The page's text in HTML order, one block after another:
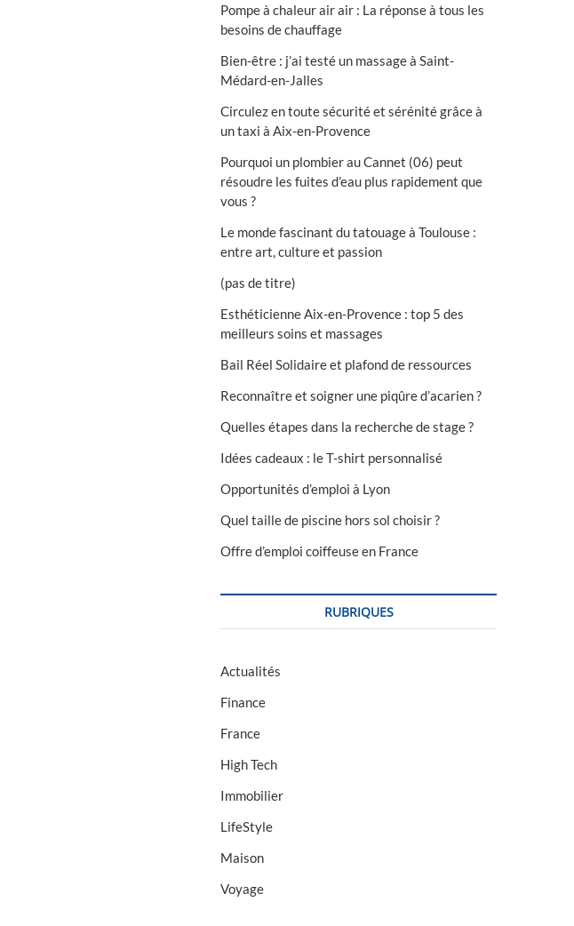
Pompe à chaleur air air : La réponse à tous les
besoins de chauffage
Bien-être : j’ai testé un massage à Saint-
Médard-en-Jalles
Circulez en toute sécurité et sérénité grâce à
un taxi à Aix-en-Provence
Pourquoi un plombier au Cannet (06) peut
résoudre les fuites d’eau plus rapidement que
vous ?
Le monde fascinant du tatouage à Toulouse :
entre art, culture et passion
(pas de titre)
Esthéticienne Aix-en-Provence : top 5 des
meilleurs soins et massages
Bail Réel Solidaire et plafond de ressources
Reconnaître et soigner une piqûre d’acarien ?
Quelles étapes dans la recherche de stage ?
Idées cadeaux : le T-shirt personnalisé
Opportunités d’emploi à Lyon
Quel taille de piscine hors sol choisir ?
Offre d’emploi coiffeuse en France
RUBRIQUES
Actualités
Finance
France
High Tech
Immobilier
LifeStyle
Maison
Voyage